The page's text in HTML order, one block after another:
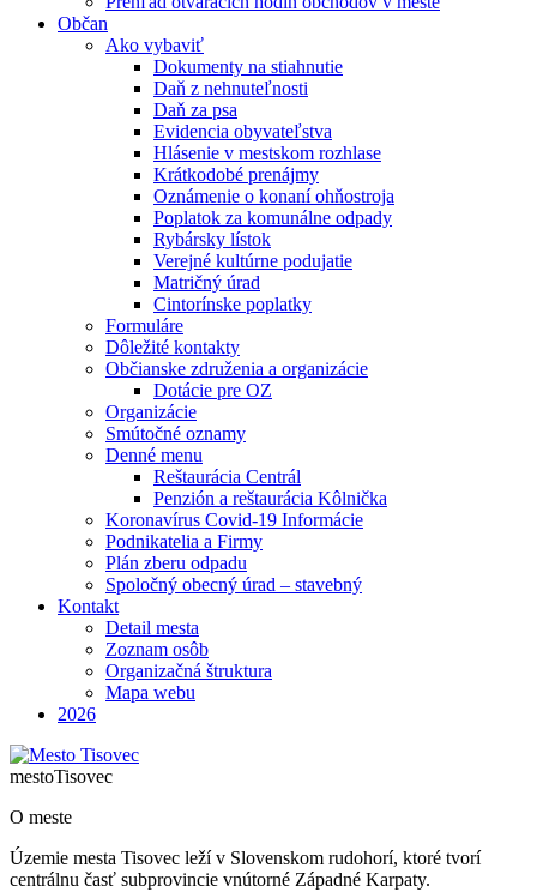
Občan
Ako vybaviť
Dokumenty na stiahnutie
Daň z nehnuteľnosti
Daň za psa
Evidencia obyvateľstva
Hlásenie v mestskom rozhlase
Krátkodobé prenájmy
Oznámenie o konaní ohňostroja
Poplatok za komunálne odpady
Rybársky lístok
Verejné kultúrne podujatie
Matričný úrad
Cintorínske poplatky
Formuláre
Dôležité kontakty
Občianske združenia a organizácie
Dotácie pre OZ
Organizácie
Smútočné oznamy
Denné menu
Reštaurácia Centrál
Penzión a reštaurácia Kôlnička
Koronavírus Covid-19 Informácie
Podnikatelia a Firmy
Plán zberu odpadu
Spoločný obecný úrad – stavebný
Kontakt
Detail mesta
Zoznam osôb
Organizačná štruktura
Mapa webu
2026
mestoTisovec
O meste
Územie mesta Tisovec leží v Slovenskom rudohorí, ktoré tvorí
centrálnu časť subprovincie vnútorné Západné Karpaty.